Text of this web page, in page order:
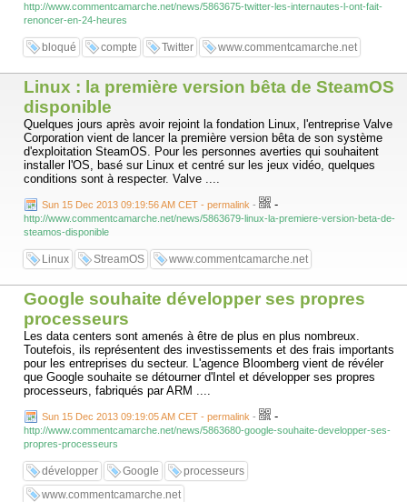
http://www.commentcamarche.net/news/5863675-twitter-les-internautes-l-ont-fait-
renoncer-en-24-heures
bloqué compte Twitter www.commentcamarche.net
Linux : la première version bêta de SteamOS
disponible
Quelques jours après avoir rejoint la fondation Linux, l'entreprise Valve
Corporation vient de lancer la première version bêta de son système
d'exploitation SteamOS. Pour les personnes averties qui souhaitent
installer l'OS, basé sur Linux et centré sur les jeux vidéo, quelques
conditions sont à respecter. Valve ....
Sun 15 Dec 2013 09:19:56 AM CET - permalink - -
http://www.commentcamarche.net/news/5863679-linux-la-premiere-version-beta-de-
steamos-disponible
Linux StreamOS www.commentcamarche.net
Google souhaite développer ses propres
processeurs
Les data centers sont amenés à être de plus en plus nombreux.
Toutefois, ils représentent des investissements et des frais importants
pour les entreprises du secteur. L'agence Bloomberg vient de révéler
que Google souhaite se détourner d'Intel et développer ses propres
processeurs, fabriqués par ARM ....
Sun 15 Dec 2013 09:19:05 AM CET - permalink - -
http://www.commentcamarche.net/news/5863680-google-souhaite-developper-ses-
propres-processeurs
développer Google
processeurs
www.commentcamarche.net